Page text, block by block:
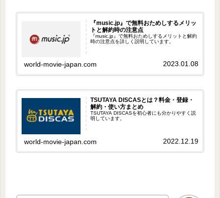
『music.jp』で無料おためしするメリッ
トと解約時の注意点
『music.jp』で無料おためしするメリットと解約
時の注意点を詳しく説明しています。
world-movie-japan.com 2023.01.08
TSUTAYA DISCASとは？料金・登録・
解約・使い方まとめ
TSUTAYA DISCASを初心者にも分かりやすく説
明しています。
world-movie-japan.com 2022.12.19